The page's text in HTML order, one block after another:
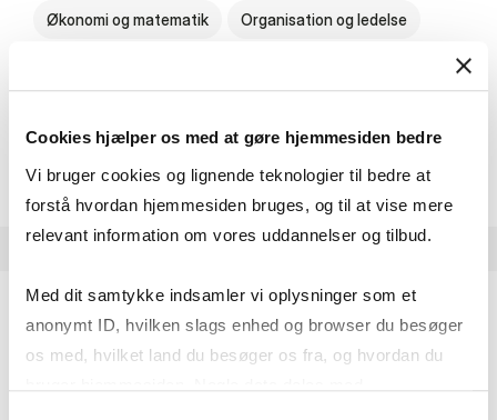
Cookies hjælper os med at gøre hjemmesiden bedre
Vi bruger cookies og lignende teknologier til bedre at
forstå hvordan hjemmesiden bruges, og til at vise mere
relevant information om vores uddannelser og tilbud.
Med dit samtykke indsamler vi oplysninger som et
anonymt ID, hvilken slags enhed og browser du besøger
os med, hvilket land du besøger os fra, og hvordan du
Økonomi og matematik Organisation og ledelse
HA(kom.) - erhvervs­økonomi
HA(psyk.) - erhvervs­økonomi og psy­ko­lo­gi